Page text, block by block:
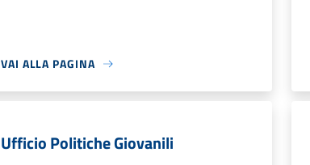
VAI ALLA PAGINA
Ufficio Politiche Giovanili